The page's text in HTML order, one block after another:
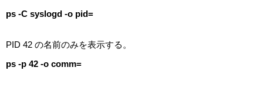
ps -C syslogd -o pid=
PID 42 の名前のみを表示する。
ps -p 42 -o comm=